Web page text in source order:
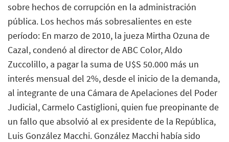
sobre hechos de corrupción en la administración
pública. Los hechos más sobresalientes en este
período: En marzo de 2010, la jueza Mirtha Ozuna de
Cazal, condenó al director de ABC Color, Aldo
Zuccolillo, a pagar la suma de U$S 50.000 más un
interés mensual del 2%, desde el inicio de la demanda,
al integrante de una Cámara de Apelaciones del Poder
Judicial, Carmelo Castiglioni, quien fue preopinante de
un fallo que absolvió al ex presidente de la República,
Luis González Macchi. González Macchi había sido